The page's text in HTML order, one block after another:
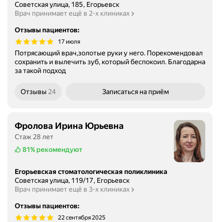
Советская улица, 185, Егорьевск
Врач принимает ещё в 2-х клиниках
Отзывы пациентов:
17 июля
Потрясающий врач,золотые руки у него. Порекомендовал
сохранить и вылечить зуб, который беспокоил. Благодарна
за такой подход
Отзывы 24 Записаться на приём
Фролова Ирина Юрьевна
Стаж 28 лет
81% рекомендуют
Егорьевская стоматологическая поликлиника
Советская улица, 119/17, Егорьевск
Врач принимает ещё в 3-х клиниках
Отзывы пациентов:
22 сентября 2025